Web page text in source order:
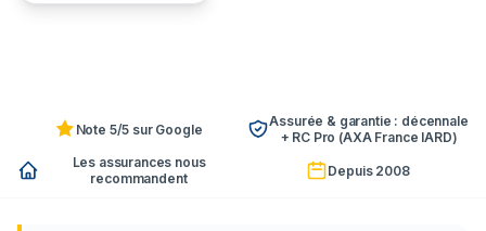
Note 5/5 sur Google
Assurée & garantie : décennale
+ RC Pro (AXA France IARD)
Les assurances nous
recommandent
Depuis 2008